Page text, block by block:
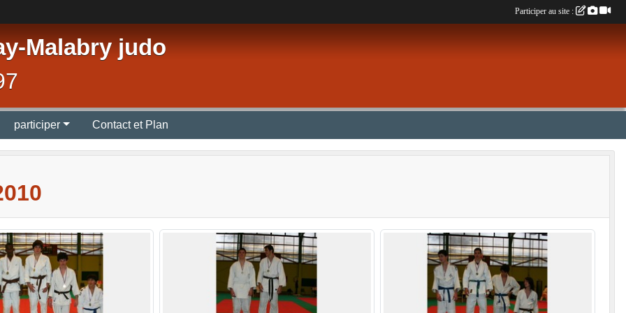
Malabry judo
participer Contact et Plan
Participer au site :